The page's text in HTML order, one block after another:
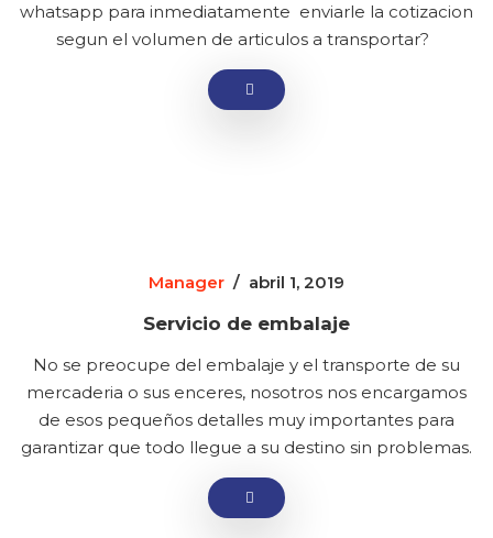
whatsapp para inmediatamente enviarle la cotizacion
segun el volumen de articulos a transportar?
Manager / abril 1, 2019
Servicio de embalaje
No se preocupe del embalaje y el transporte de su
mercaderia o sus enceres, nosotros nos encargamos
de esos pequeños detalles muy importantes para
garantizar que todo llegue a su destino sin problemas.